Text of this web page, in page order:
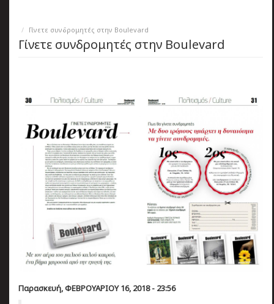
Γίνετε συνδρομητές στην Boulevard
Γίνετε συνδρομητές στην Boulevard
Παρασκευή, ΦΕΒΡΟΥΑΡΙΟΥ 16, 2018 - 23:56